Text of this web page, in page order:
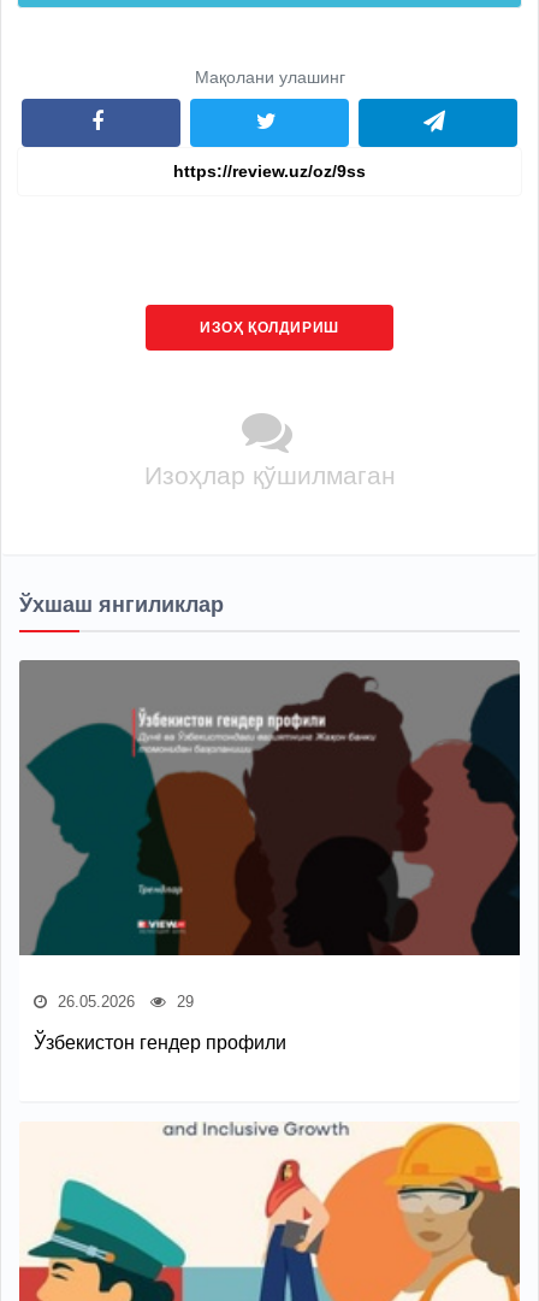
Мақолани улашинг
ИЗОҲ ҚОЛДИРИШ
Изоҳлар қўшилмаган
Ўхшаш янгиликлар
26.05.2026 29
Ўзбекистон гендер профили